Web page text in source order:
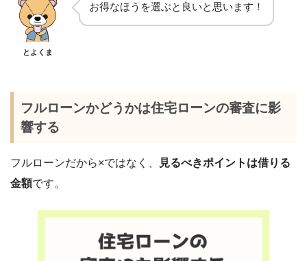
とよくま
お得なほうを選ぶと良いと思います！
フルローンかどうかは住宅ローンの審査に影
響する
フルローンだから×ではなく、
見るべきポイントは借りる
金額です。